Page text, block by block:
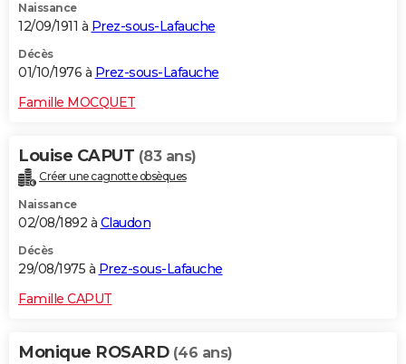
Naissance
12/09/1911 à Prez-sous-Lafauche
Décès
01/10/1976 à Prez-sous-Lafauche
Famille MOCQUET
Louise CAPUT (83 ans)
Créer une cagnotte obsèques
Naissance
02/08/1892 à Claudon
Décès
29/08/1975 à Prez-sous-Lafauche
Famille CAPUT
Monique ROSARD (46 ans)